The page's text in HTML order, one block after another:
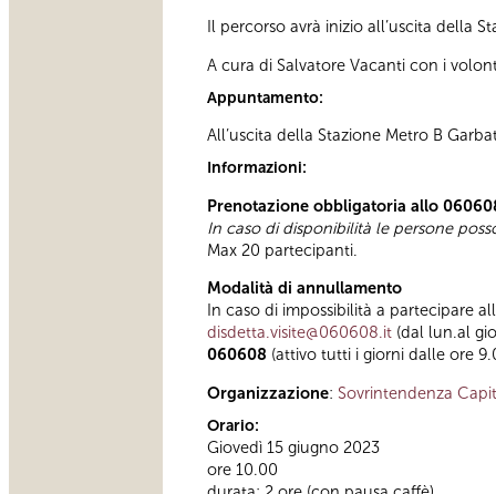
Il percorso avrà inizio all’uscita della
A cura di Salvatore Vacanti con i
Appuntamento:
All’uscita della Stazione Metro B
Informazioni:
Prenotazione obbligatoria allo
In caso di disponibilità le persone
Max 20 partecipanti.
Modalità di annullamento
In caso di impossibilità a partecipare
disdetta.visite@060608.it (dal lun.al
060608 (attivo tutti i giorni dalle ore
Organizzazione: Sovrintendenza
Orario:
Giovedì 15 giugno 2023
ore 10.00